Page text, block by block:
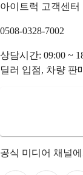
아이트럭 고객센터
0508-0328-7002
상담시간: 09:00 ~
딜러 입점, 차량 판
공식 미디어 채널